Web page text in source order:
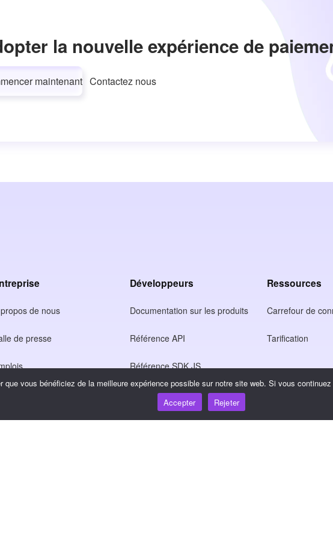
la nouvelle expérience de
maintenant Contactez nous
de nous
de presse
de confidentialité
Développeurs
Documentation sur les produits
Référence API
Référence SDK JS
Ressources
Carrefour de
Tarification
que vous bénéficiez de la meilleure expérience possible sur notre site web. Si vous
Accepter
Rejeter